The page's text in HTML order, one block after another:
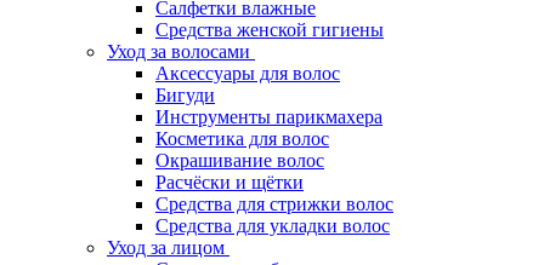
Салфетки влажные
Средства женской гигиены
Уход за волосами
Аксессуары для волос
Бигуди
Инструменты парикмахера
Косметика для волос
Окрашивание волос
Расчёски и щётки
Средства для стрижки волос
Средства для укладки волос
Уход за лицом